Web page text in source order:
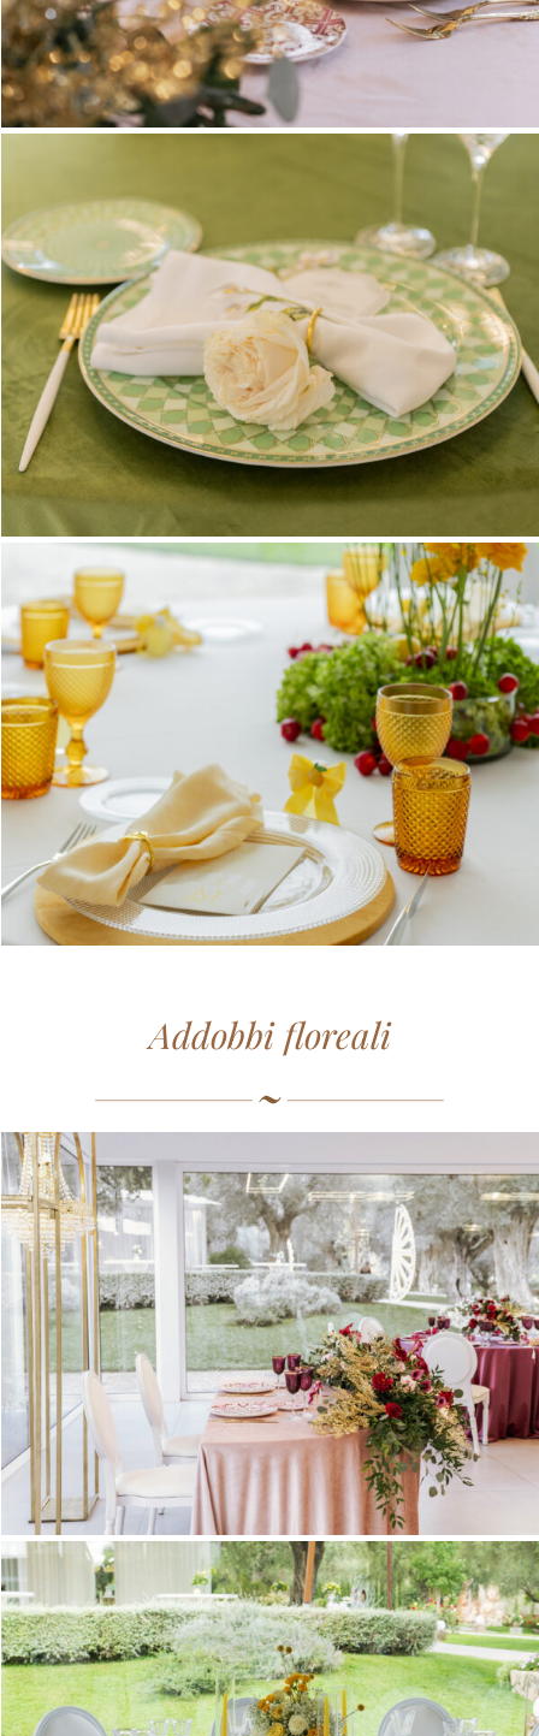
Addobbi floreali